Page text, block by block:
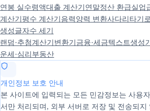
연봉 실수령액대출 계산기 연말정산 환급실업
계산기 평수 계산기 음력양력 변환사다리타기
생성글자수 세기
랜덤·추첨계산기 변환기 금융·세금텍스트생성기
운세·심리 부동산
개인정보 보호 안내
본 사이트에 입력되는 모든 민감정보는 사용
서만 처리되며, 외부 서버로 저장 및 전송되지